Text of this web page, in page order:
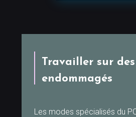
Travailler sur
endommagés
Les modes spécialisés du